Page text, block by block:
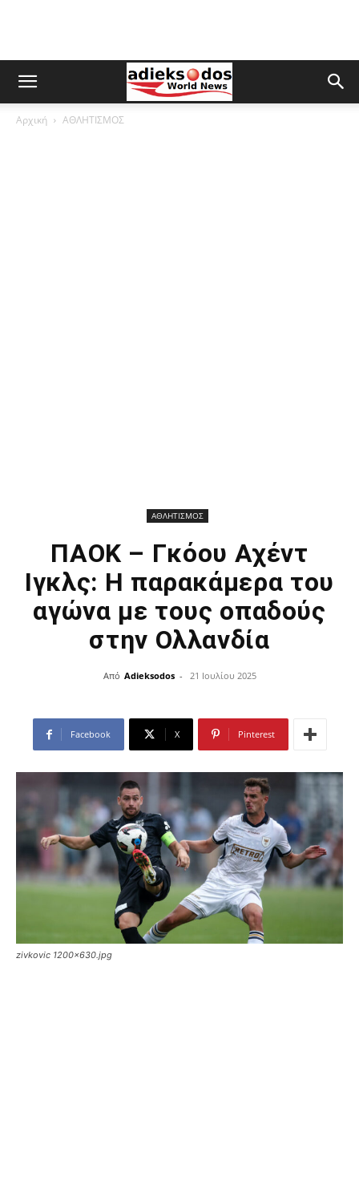
Αρχική ΑΘΛΗΤΙΣΜΟΣ
ΑΘΛΗΤΙΣΜΟΣ
ΠΑΟΚ – Γκόου Αχέντ
Ιγκλς: Η παρακάμερα του
αγώνα με τους οπαδούς
στην Ολλανδία
Από Adieksodos - 21 Ιουλίου 2025
Facebook X Pinterest
zivkovic 1200x630.jpg